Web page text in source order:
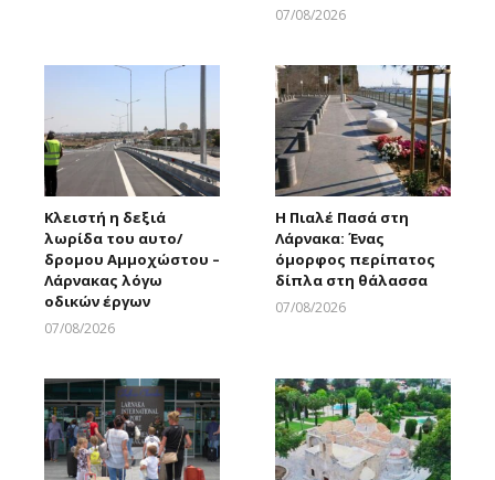
07/08/2026
Κλειστή η δεξιά
λωρίδα του αυτο/
δρομου Αμμοχώστου –
Λάρνακας λόγω
οδικών έργων
07/08/2026
Η Πιαλέ Πασά στη
Λάρνακα: Ένας
όμορφος περίπατος
δίπλα στη θάλασσα
07/08/2026